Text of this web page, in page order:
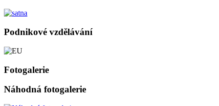
Podnikové vzdělávání
Fotogalerie
Náhodná fotogalerie